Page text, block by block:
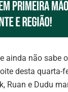
ainda não sabe
desta
Ruan e Dudu